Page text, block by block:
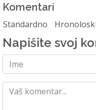
Komentari
Standardno Hronoloski
Napišite svoj